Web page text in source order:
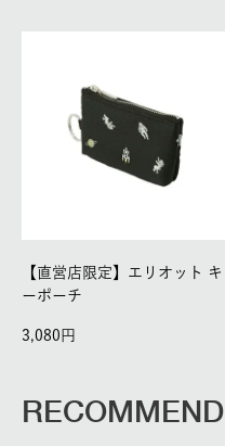
【直営店限定】エリオット キ
ーポーチ
3,080
RECOMMEND